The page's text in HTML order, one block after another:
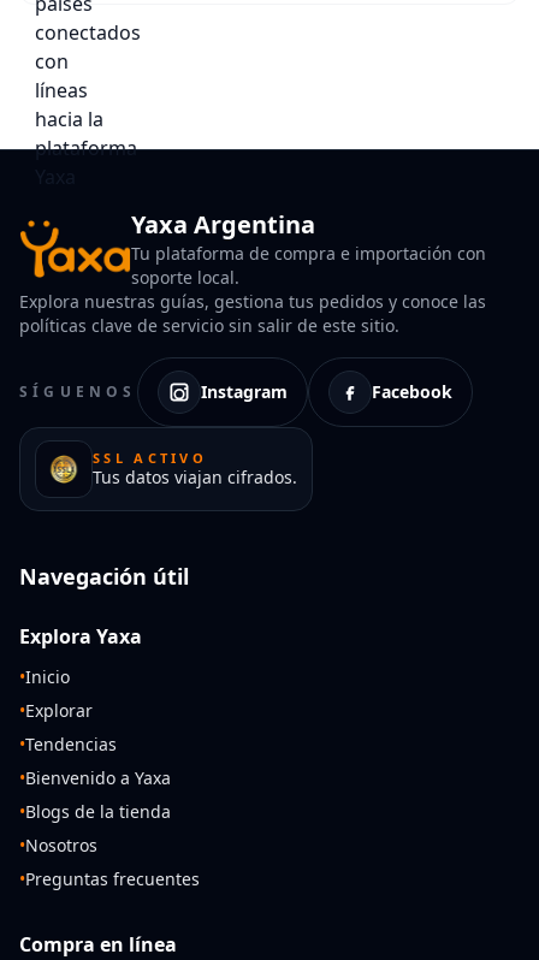
Yaxa Argentina
Tu plataforma de compra e importación con
soporte local.
Explora nuestras guías, gestiona tus pedidos y conoce las
políticas clave de servicio sin salir de este sitio.
SÍGUENOS Instagram Facebook
SSL ACTIVO
Tus datos viajan cifrados.
Navegación útil
Explora Yaxa
•Inicio
•Explorar
•Tendencias
•Bienvenido a Yaxa
•Blogs de la tienda
•Nosotros
•Preguntas frecuentes
Compra en línea